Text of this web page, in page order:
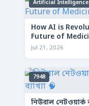
Artificial Intelligence
How AI is
Future of
Jul 21, 2026
7948
নিউরাল